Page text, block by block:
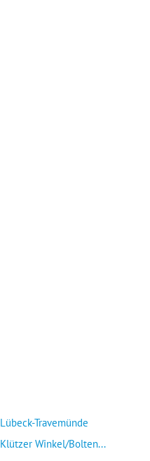
Lübeck-Travemünde
Klützer Winkel/Bolten...